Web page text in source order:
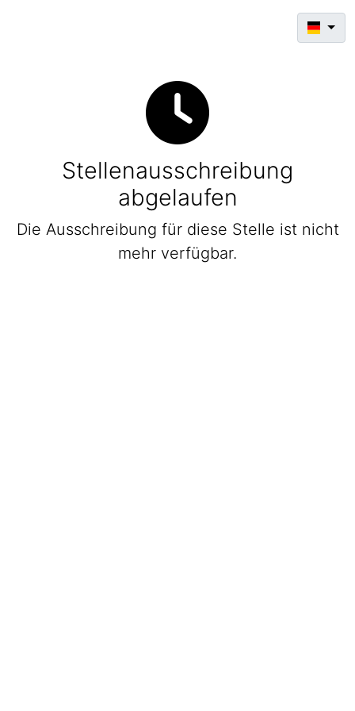
Stellenausschreibung
abgelaufen
Die Ausschreibung für diese Stelle ist nicht
mehr verfügbar.